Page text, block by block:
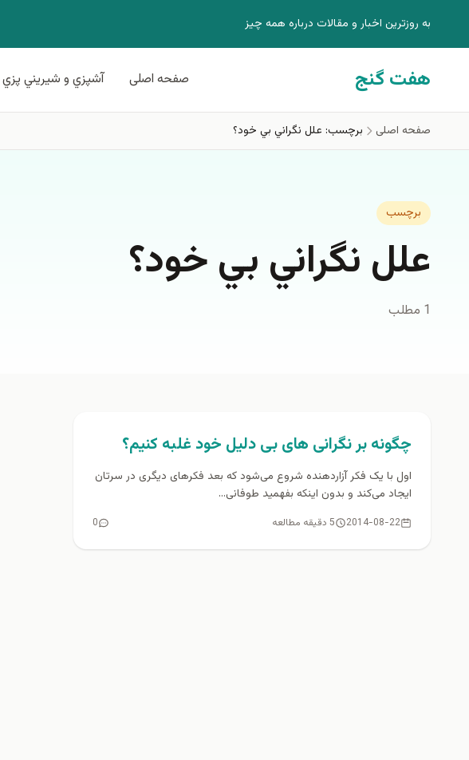
به روزترين اخبار و مقالات درباره همه چيز
هفت گنج صفحه اصلی آشپزي و شيريني پزي
صفحه اصلی برچسب: علل نگراني بي خود؟
برچسب
علل نگراني بي خود؟
1 مطلب
روانشناسي و سلامت روان
چگونه بر نگرانی های بی دلیل خود غلبه كنيم؟
اول با یک فکر آزاردهنده شروع می‌شود که بعد فکرهای دیگری در سرتان
ایجاد می‌کند و بدون اینکه بفهمید طوفانی...
2014-08-22 5 دقیقه مطالعه 0